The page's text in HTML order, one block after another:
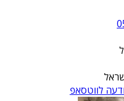
לווטסאפ